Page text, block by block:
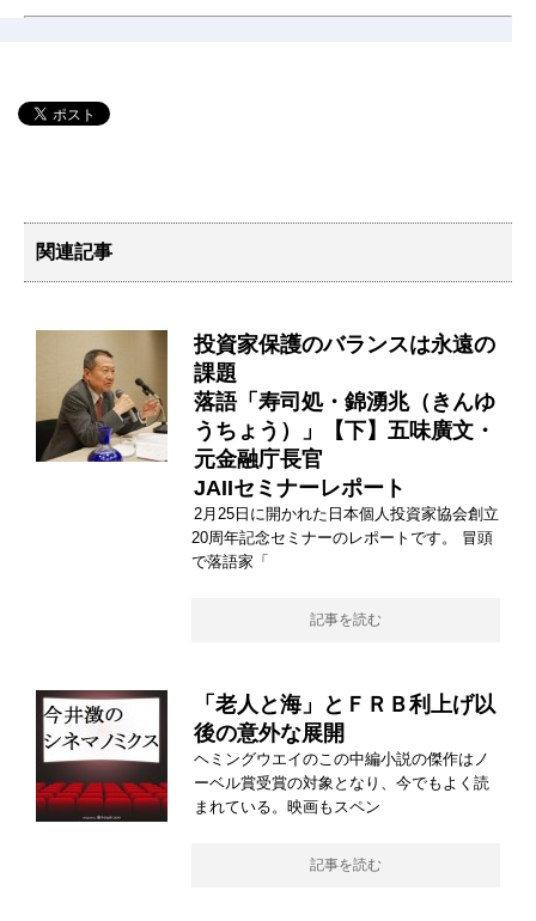
関連記事
投資家保護のバランスは永遠の
課題
落語「寿司処・錦湧兆（きんゆ
うちょう）」【下】五味廣文・
元金融庁長官
JAIIセミナーレポート
2月25日に開かれた日本個人投資家協会創立
20周年記念セミナーのレポートです。 冒頭
で落語家「
記事を読む
「老人と海」とＦＲＢ利上げ以
後の意外な展開
ヘミングウエイのこの中編小説の傑作はノ
ーベル賞受賞の対象となり、今でもよく読
まれている。映画もスペン
記事を読む